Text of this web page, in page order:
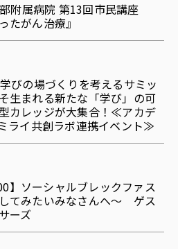
附属病院 第13回市民講座
たがん治療』
びの場づくりを考えるサミッ
生まれる新たな「学び」の可
カレッジが大集合！≪アカデ
ライ共創ラボ連携イベント≫
】ソーシャルブレックファス
てみたいみなさんへ～ ゲス
ーズ